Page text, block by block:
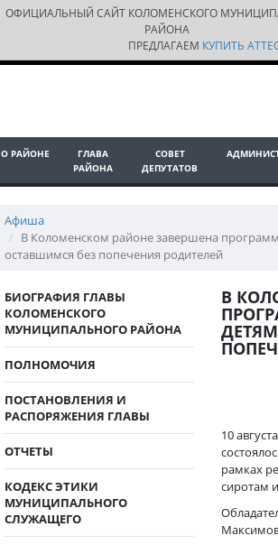
ОФИЦИАЛЬНЫЙ САЙТ КОЛОМЕНСКОГО
РАЙОНА
ПРЕДЛАГАЕМ КУПИТЬ
О РАЙОНЕ
ГЛАВА
РАЙОНА
СОВЕТ
ДЕПУТАТОВ
Афиша
В Коломенском районе завершена
оставшимся без попечения родителей
БИОГРАФИЯ ГЛАВЫ
КОЛОМЕНСКОГО
МУНИЦИПАЛЬНОГО РАЙОНА
ПОЛНОМОЧИЯ
ПОСТАНОВЛЕНИЯ И
РАСПОРЯЖЕНИЯ ГЛАВЫ
ОТЧЕТЫ
КОДЕКС ЭТИКИ
МУНИЦИПАЛЬНОГО
СЛУЖАЩЕГО
В
10
рамках
сиротам